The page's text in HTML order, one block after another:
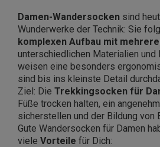
Damen-Wandersocken sind
Wunderwerke der Technik: Sie
komplexen Aufbau mit
unterschiedlichen Materialien und
weisen eine besonders
sind bis ins kleinste Detail
Ziel: Die Trekkingsocken für
Füße trocken halten, ein
sicherstellen und der Bildung von
Gute Wandersocken für Damen
viele Vorteile für Dich: